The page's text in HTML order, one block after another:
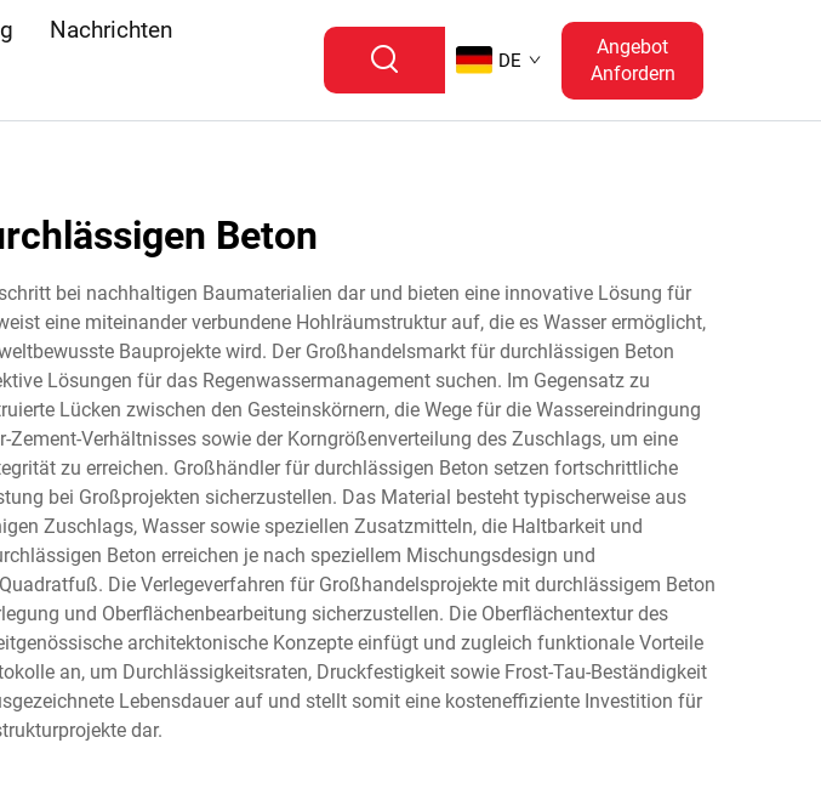
Nachrichten
DE
Angebot
Anfordern
Beton
bei nachhaltigen Baumaterialien dar und bieten eine innovative Lösung für
eine miteinander verbundene Hohlräumstruktur auf, die es Wasser ermöglicht,
Bauprojekte wird. Der Großhandelsmarkt für durchlässigen Beton
Lösungen für das Regenwassermanagement suchen. Im Gegensatz zu
Lücken zwischen den Gesteinskörnern, die Wege für die Wassereindringung
Verhältnisses sowie der Korngrößenverteilung des Zuschlags, um eine
zu erreichen. Großhändler für durchlässigen Beton setzen fortschrittliche
bei Großprojekten sicherzustellen. Das Material besteht typischerweise aus
Zuschlags, Wasser sowie speziellen Zusatzmitteln, die Haltbarkeit und
Beton erreichen je nach speziellem Mischungsdesign und
Die Verlegeverfahren für Großhandelsprojekte mit durchlässigem Beton
und Oberflächenbearbeitung sicherzustellen. Die Oberflächentextur des
architektonische Konzepte einfügt und zugleich funktionale Vorteile
an, um Durchlässigkeitsraten, Druckfestigkeit sowie Frost-Tau-Beständigkeit
Lebensdauer auf und stellt somit eine kosteneffiziente Investition für
dar.